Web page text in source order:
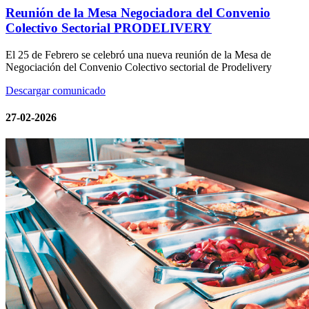
Reunión de la Mesa Negociadora del Convenio
Colectivo Sectorial PRODELIVERY
El 25 de Febrero se celebró una nueva reunión de la Mesa de
Negociación del Convenio Colectivo sectorial de Prodelivery
Descargar comunicado
27-02-2026